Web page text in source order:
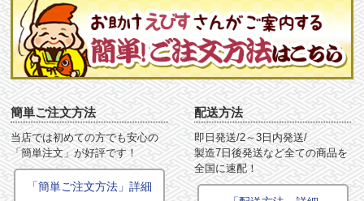
簡単ご注文方法
当店では初めての方でも安心の
「簡単注文」が好評です！
「簡単ご注文方法」詳細
配送方法
即日発送/2～3日内発送/
製造7日後発送など全ての商品を
全国に速配！